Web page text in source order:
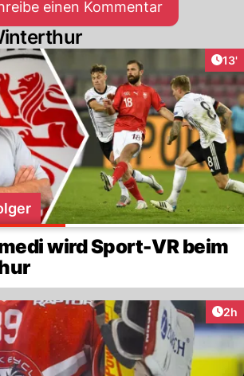
einen Kommentar
13'
wird Sport-VR beim
2h